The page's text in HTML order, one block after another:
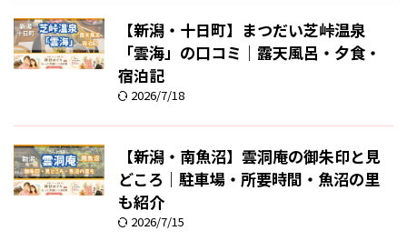
【新潟・十日町】まつだい芝峠温泉
「雲海」の口コミ｜露天風呂・夕食・
宿泊記
2026/7/18
【新潟・南魚沼】雲洞庵の御朱印と見
どころ｜駐車場・所要時間・魚沼の里
も紹介
2026/7/15